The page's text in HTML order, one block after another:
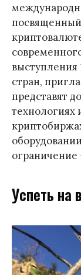
выступления
стран,
представят
технологиях
ограничение
Успеть на